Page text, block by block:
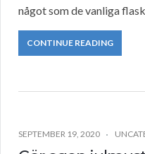
något som de vanliga
CONTINUE READING
SEPTEMBER 19, 2020